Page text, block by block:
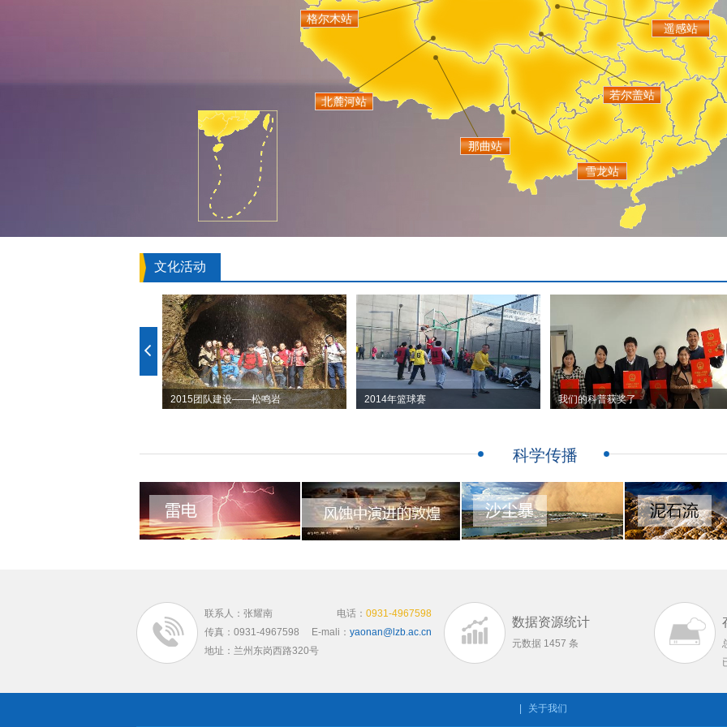
格尔木站
北麓河站
那曲站
遥感站
若尔盖站
雪龙站
文化活动
2015团队建设——松鸣岩 2014年篮球赛 我们的科普获奖了
科学传播
联系人：张耀南 电话： 0931-4967598
传真：0931-4967598
E-mali： yaonan@lzb.ac.cn
地址：兰州东岗西路320号
数据资源统计
元数据 1457 条
关于我们